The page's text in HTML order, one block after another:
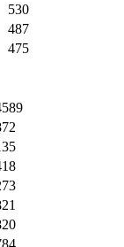
530
487
475